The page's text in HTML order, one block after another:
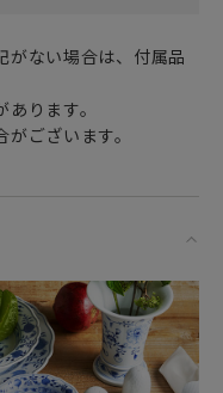
ない場合は、付属品
ります。
ございます。